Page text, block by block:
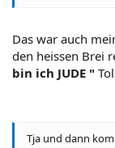
Das war auch
den heissen Brei
bin ich JUDE "
Tja und dann